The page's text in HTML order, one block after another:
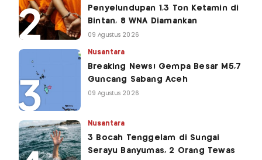
Penyelundupan 1,3 Ton Ketamin di
Bintan, 8 WNA Diamankan
09 Agustus 2026
Nusantara
Breaking News! Gempa Besar M5,7
Guncang Sabang Aceh
09 Agustus 2026
Nusantara
3 Bocah Tenggelam di Sungai
Serayu Banyumas, 2 Orang Tewas